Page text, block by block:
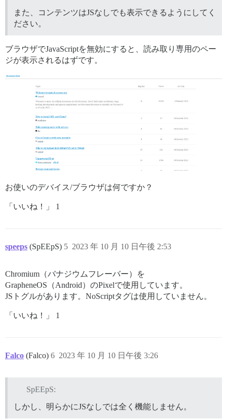
また、コンテンツはJSなしでも表示できるようにしてく
ださい。
ブラウザでJavaScriptを無効にすると、読み取り専用のペー
ジが表示されるはずです。
お使いのデバイス/ブラウザは何ですか？
「いいね！」 1
speeps (SpEEpS) 2023 年 10 月 10 日午後 2:53
5
Chromium（バナジウムフレーバー）を
GrapheneOS（Android）のPixelで使用しています。
JSトグルがあります。NoScriptタグは使用していません。
「いいね！」 1
Falco (Falco) 2023 年 10 月 10 日午後 3:26
6
SpEEpS:
しかし、明らかにJSなしでは全く機能しません。